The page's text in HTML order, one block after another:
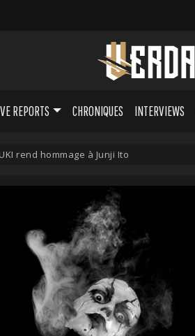
REPORTS CHRONIQUES INTERVIEWS
rend hommage à Junji Ito